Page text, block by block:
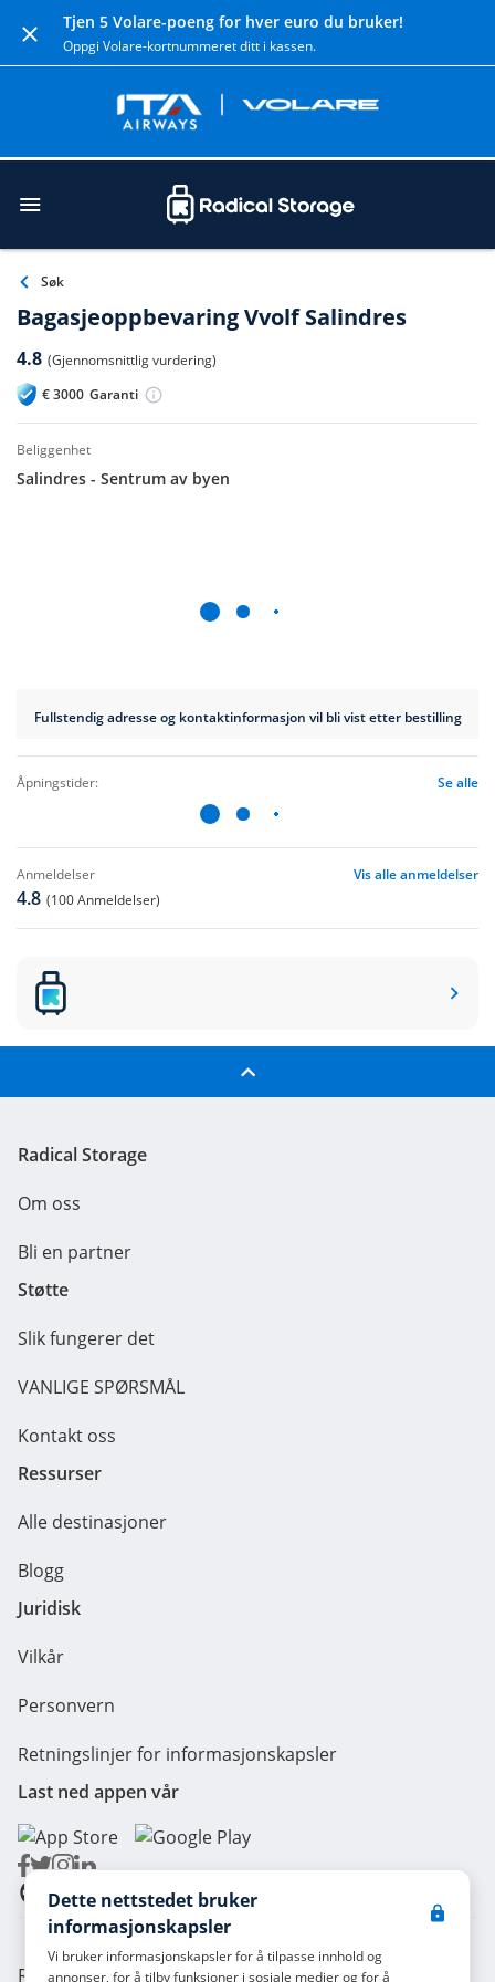
Tjen 5 Volare-poeng for hver euro du bruker!
Oppgi Volare-kortnummeret ditt i kassen.
Dette nettstedet bruker
informasjonskapsler
Vi bruker informasjonskapsler for å tilpasse innhold og
annonser, for å tilby funksjoner i sosiale medier og for å
Søk
Bagasjeoppbevaring Vvolf Salindres
4.8 (Gjennomsnittlig vurdering)
€3000 Garanti
beliggenhet
Salindres - Sentrum av byen
Fullstendig adresse og kontaktinformasjon vil bli vist etter bestilling
åpningstider: Se alle
anmeldelser Vis alle anmeldelser
4.8 (100 Anmeldelser)
Radical Storage
Om oss
Bli en partner
Støtte
Slik fungerer det
VANLIGE SPØRSMÅL
Kontakt oss
Ressurser
Alle destinasjoner
Blogg
Juridisk
Vilkår
Personvern
Retningslinjer for informasjonskapsler
Last ned appen vår
Norwegian
Radical Storage - Lean Team S.R.L. - P. IVA 14104111001